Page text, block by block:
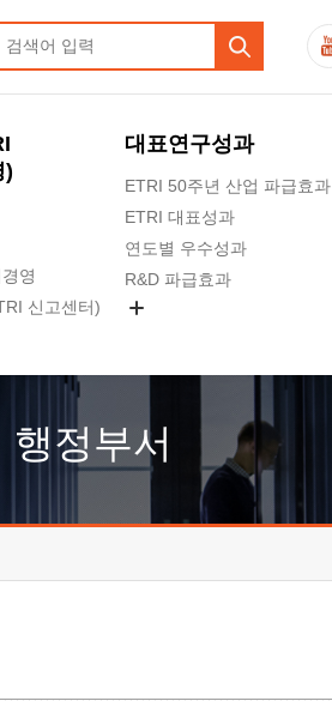
)
영
신고센터)
대표연구성과
ETRI 50주년 산업 파급효과
ETRI 대표성과
연도별 우수성과
R&D 파급효과
행정부서